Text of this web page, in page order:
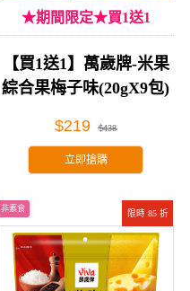
★期間限定★買1送1
【買1送1】萬歲牌-米果
綜合果梅子味(20gX9包)
$219 $438
立即搶購
限時 85 折
非素食